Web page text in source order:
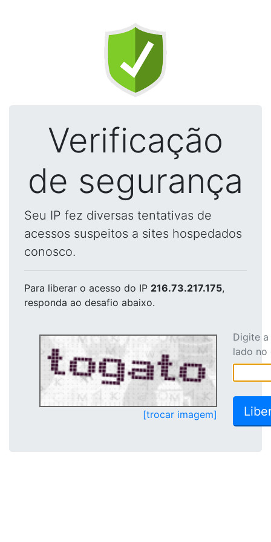
Verificação
de segurança
Seu IP fez diversas tentativas de
acessos suspeitos a sites hospedados
conosco.
Para liberar o acesso do IP 216.73.217.175,
responda ao desafio abaixo.
[trocar imagem]
Digite
lado no